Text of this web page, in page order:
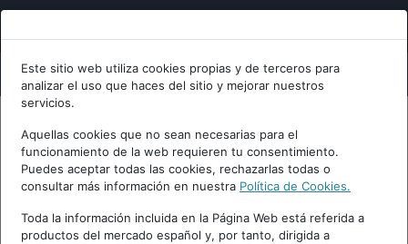
Este sitio web utiliza cookies propias y de terceros para
analizar el uso que haces del sitio y mejorar nuestros
servicios.
Aquellas cookies que no sean necesarias para el
funcionamiento de la web requieren tu consentimiento.
Puedes aceptar todas las cookies, rechazarlas todas o
consultar más información en nuestra Política de Cookies.
Toda la información incluida en la Página Web está referida a
productos del mercado español y, por tanto, dirigida a